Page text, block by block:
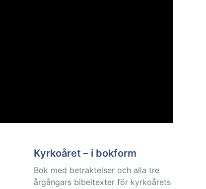
Kyrkoåret – i bokform
Bok med betraktelser och alla tre
årgångars bibeltexter för kyrkoårets